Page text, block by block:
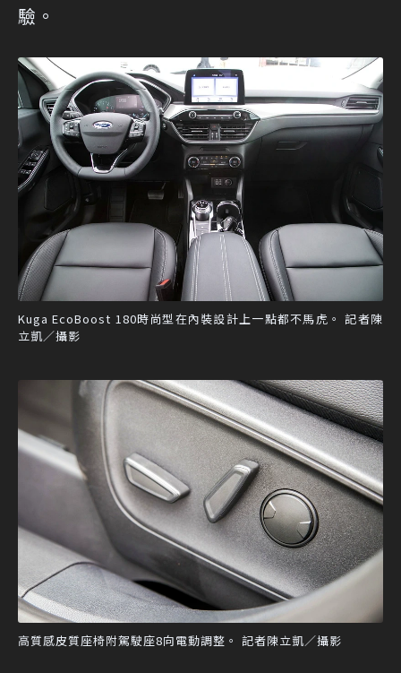
驗。
Kuga EcoBoost 180時尚型在內裝設計上一點都不馬虎。 記者陳
立凱／攝影
高質感皮質座椅附駕駛座8向電動調整。 記者陳立凱／攝影